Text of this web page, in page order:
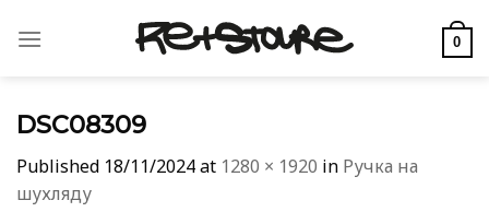
0
DSC08309
Published 18/11/2024at 1280 × 1920 in Ручка на
шухляду